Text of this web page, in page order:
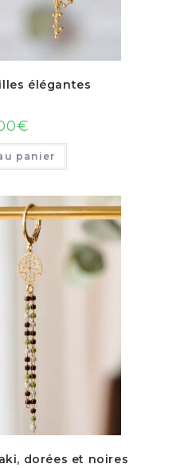
élégantes
€
panier
dorées et noires